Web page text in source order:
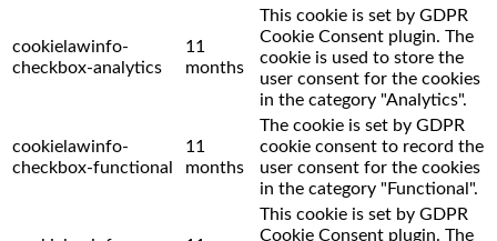
cookielawinfo-
checkbox-analytics
11
months
This cookie is set by GDPR
Cookie Consent plugin. The
cookie is used to store the
user consent for the cookies
in the category "Analytics".
cookielawinfo-
checkbox-functional
11
months
The cookie is set by GDPR
cookie consent to record the
user consent for the cookies
in the category "Functional".
This cookie is set by GDPR
Cookie Consent plugin. The